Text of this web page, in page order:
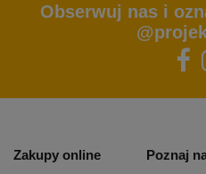
Obserwuj nas i
Zakupy online Poznaj